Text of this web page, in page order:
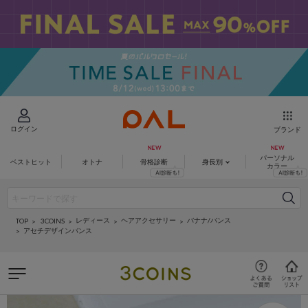
ログイン ブランド
ベストヒット オトナ 骨格診断 身長別
パーソナル
カラー
TOP 3COINS レディース ヘアアクセサリー
バナナ/バンス
アセチデザインバンス